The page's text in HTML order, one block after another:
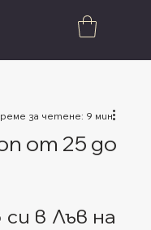
от 25 до
за четене: 9 мин.
в Лъв на